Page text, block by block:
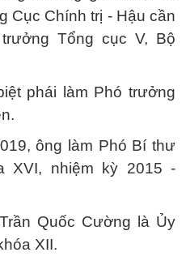
Cục Chính trị - Hậu cần
Tổng cục V, Bộ
phái làm Phó trưởng
ông làm Phó Bí thư
XVI, nhiệm kỳ 2015 -
Quốc Cường là Ủy
XII.